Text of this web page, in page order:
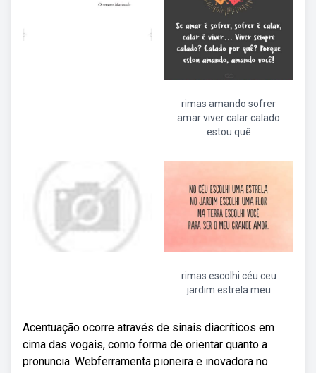
rimas amando sofrer
amar viver calar calado
estou quê
rimas escolhi céu ceu
jardim estrela meu
Acentuação ocorre através de sinais diacríticos em
cima das vogais, como forma de orientar quanto a
pronuncia. Webferramenta pioneira e inovadora no